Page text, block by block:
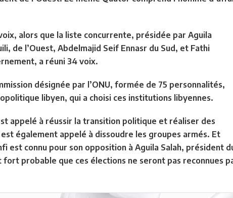
alors que la liste concurrente, présidée par Aguila
de l’Ouest, Abdelmajid Seif Ennasr du Sud, et Fathi
a réuni 34 voix.
désignée par l’ONU, formée de 75 personnalités,
libyen, qui a choisi ces institutions libyennes.
appelé à réussir la transition politique et réaliser des
également appelé à dissoudre les groupes armés. Et
est connu pour son opposition à Aguila Salah, président
fort probable que ces élections ne seront pas reconnues